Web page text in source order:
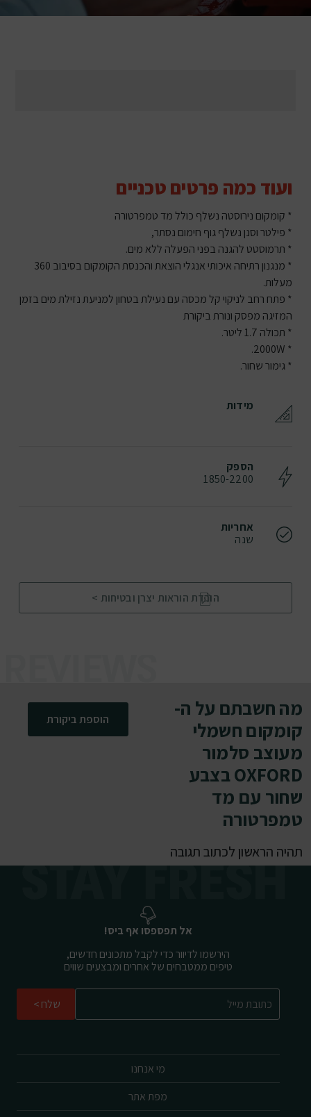
ועוד כמה פרטים טכניים
* קומקום נירוסטה נשלף כולל מד טמפרטורה
* פילטר וסנן נשלף גוף חימום נסתר,
* תרמוסטט להגנה בפני הפעלה ללא מים.
* מנגנון רתיחה איכותי אנגלי הוצאת והכנסת הקומקום בסיבוב 360
מעלות.
* פתח רחב לניקוי קל מכסה עם נעילת בטחון למניעת נזילת מים בזמן
המזיגה מפסק ונורת ביקורת
* תכולה 1.7 ליטר.
* 2000W.
* גימור שחור.
מידות
הספק
1850-2200
אחריות
שנה
הורדת הוראות יצרן ובטיחות >
מה חשבתם על ה-
קומקום חשמלי
מעוצב סלמור
OXFORD בצבע
שחור עם מד
טמפרטורה
תהיה הראשון לכתוב תגובה
הוספת ביקורת
מי אנחנו
מפת אתר
אל תפספסו אף ביס!
הירשמו לדיוור כדי לקבל מתכונים חדשים,
טיפים ממטבחים של אחרים ומבצעים שווים
שלח